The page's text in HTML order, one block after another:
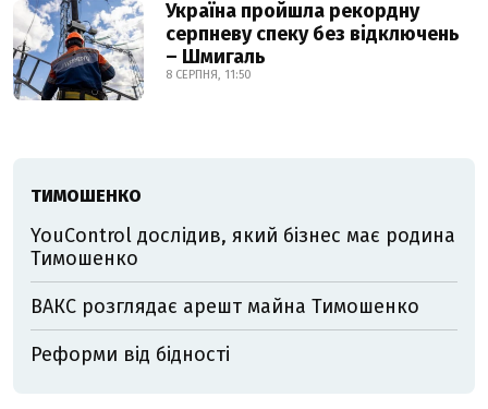
Україна пройшла рекордну
серпневу спеку без відключень
– Шмигаль
8 СЕРПНЯ, 11:50
ТИМОШЕНКО
YouControl дослідив, який бізнес має родина
Тимошенко
ВАКС розглядає арешт майна Тимошенко
Реформи від бідності